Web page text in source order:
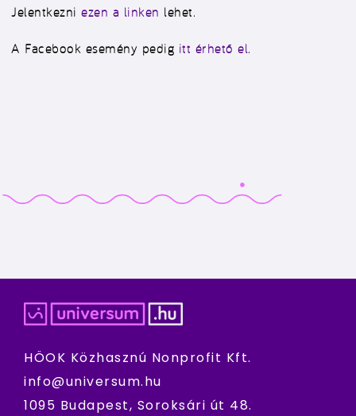
Jelentkezni ezen a linken lehet.
A Facebook esemény pedig itt érhető el.
HÖOK Közhasznú Nonprofit Kft.
info@universum.hu
1095 Budapest, Soroksári út 48.